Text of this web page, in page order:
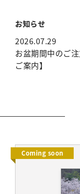
お知らせ
2026.07.29
お盆期間中のご
ご案内】
Coming soon